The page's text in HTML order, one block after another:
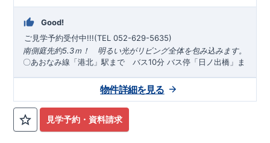
Good!
ご見学予約受付中!!!(TEL 052-629-5635)
南側庭先約5.3ｍ！ 明るい光がリビング全体を包み込みます。
〇あおなみ線「港北」駅まで バス10分 バス停「日ノ出橋」ま
停「正江橋」まで 徒歩8分 ​ ​*物件のおすすめポイント*
＋2WIC＋カースペース3台（小型車1台）
場や客間として利用できる便利な
びも、365日楽しめるインナーバルコニー
関土間収納​ 明るく開放的な空間を演出する
福田小学校 (徒歩約14分) 南陽中学校 (徒歩約23
分) わたつみ保育園 (徒歩約9分) 富士文化幼稚園 (徒歩約8
分) ​ ファミリーマート港福田店 (徒歩約5分) ザ・ビッグエク
スプレス南陽店 (徒歩約11分) ドラッグスギヤマ南陽店 (徒歩
約10分) 岡本医院本院 (徒歩約1分) 船頭場公園 (徒歩約5分) ​
見学予約・資料請求
物件詳細を見る